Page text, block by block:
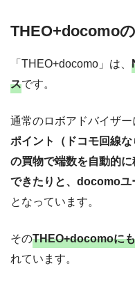
THEO+docomo
「THEO+docomo」は、
スです。
通常のロボアドバイザー
ポイント（ドコモ回線
の買物で端数を自動的
できたりと、docomoユ
となっています。
そのTHEO+docomoに
れています。